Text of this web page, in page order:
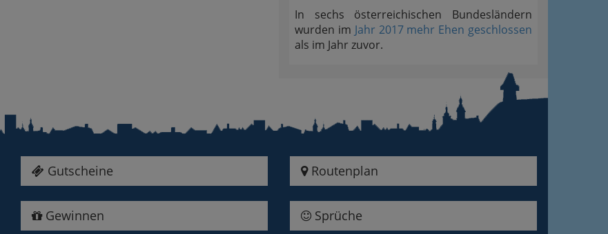
In sechs österreichischen Bundesländern
wurden im Jahr 2017 mehr Ehen geschlossen
als im Jahr zuvor.
Gutscheine
Gewinnen
Routenplan
Sprüche